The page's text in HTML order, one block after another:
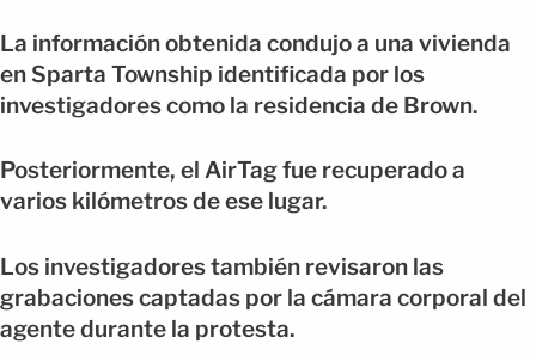
La información obtenida condujo a una vivienda
en Sparta Township identificada por los
investigadores como la residencia de Brown.
Posteriormente, el AirTag fue recuperado a
varios kilómetros de ese lugar.
Los investigadores también revisaron las
grabaciones captadas por la cámara corporal del
agente durante la protesta.